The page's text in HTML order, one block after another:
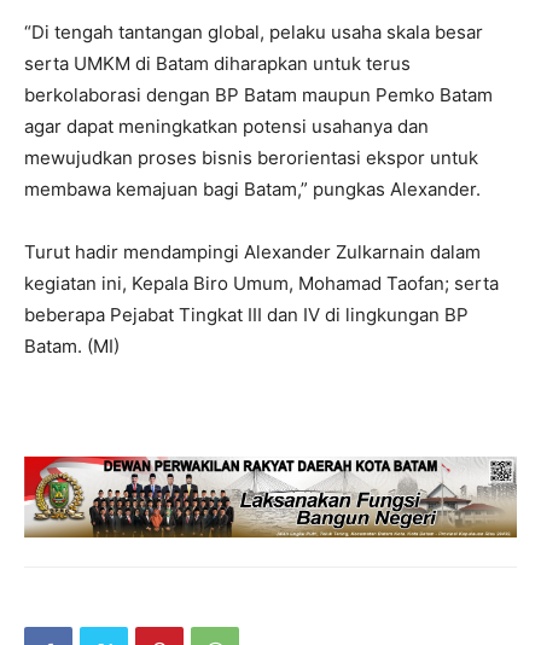
“Di tengah tantangan global, pelaku usaha skala besar
serta UMKM di Batam diharapkan untuk terus
berkolaborasi dengan BP Batam maupun Pemko Batam
agar dapat meningkatkan potensi usahanya dan
mewujudkan proses bisnis berorientasi ekspor untuk
membawa kemajuan bagi Batam,” pungkas Alexander.
Turut hadir mendampingi Alexander Zulkarnain dalam
kegiatan ini, Kepala Biro Umum, Mohamad Taofan; serta
beberapa Pejabat Tingkat III dan IV di lingkungan BP
Batam. (MI)